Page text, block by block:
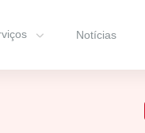
Notícias